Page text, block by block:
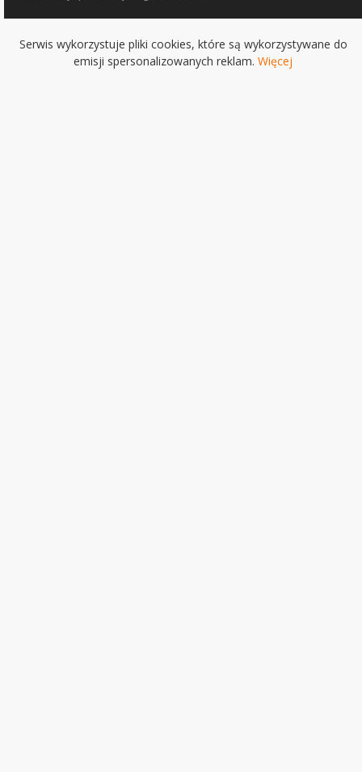
Serwis wykorzystuje pliki cookies, które są wykorzystywane do
emisji spersonalizowanych reklam. Więcej